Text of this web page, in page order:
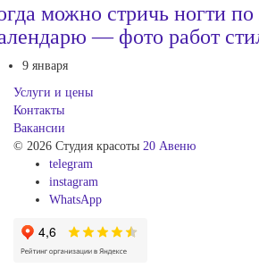
можно стричь ногти
— фото работ
9 января
Услуги и цены
Контакты
Вакансии
© 2026 Студия красоты 20 Авеню
telegram
instagram
WhatsApp